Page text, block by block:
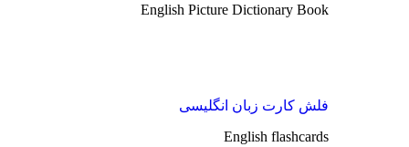
English Picture Dictionary Book
فلش کارت زبان انگلیسی
English flashcards